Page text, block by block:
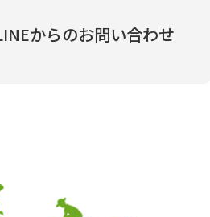
からのお問い合わせ